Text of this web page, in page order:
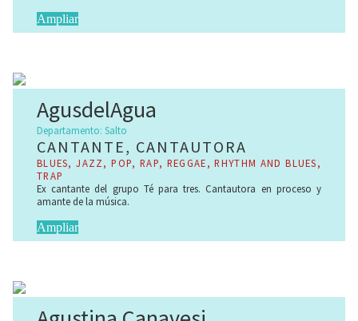
Ampliar
AgusdelAgua
Departamento: Salto
CANTANTE, CANTAUTORA
BLUES, JAZZ​, POP, RAP, REGGAE, RHYTHM AND BLUES,
TRAP
Ex cantante del grupo Té para tres. Cantautora en proceso y
amante de la música.
Ampliar